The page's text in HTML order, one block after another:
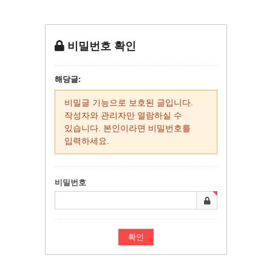
비밀번호 확인
해당글:
비밀글 기능으로 보호된 글입니다.
작성자와 관리자만 열람하실 수
있습니다. 본인이라면 비밀번호를
입력하세요.
비밀번호